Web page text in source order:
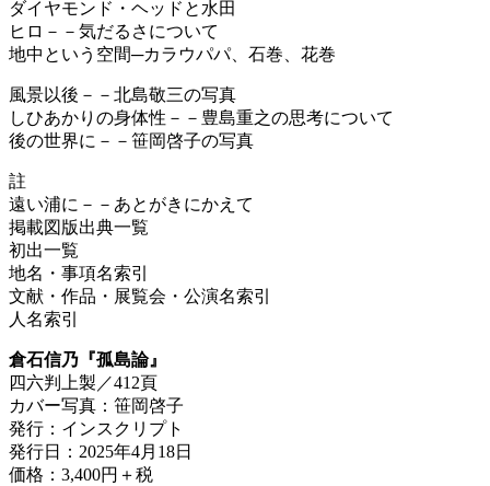
ダイヤモンド・ヘッドと水田
ヒロ－－気だるさについて
地中という空間─カラウパパ、石巻、花巻
風景以後－－北島敬三の写真
しひあかりの身体性－－豊島重之の思考について
後の世界に－－笹岡啓子の写真
註
遠い浦に－－あとがきにかえて
掲載図版出典一覧
初出一覧
地名・事項名索引
文献・作品・展覧会・公演名索引
人名索引
倉石信乃『孤島論』
四六判上製／412頁
カバー写真：笹岡啓子
発行：インスクリプト
発行日：2025年4月18日
価格：3,400円＋税